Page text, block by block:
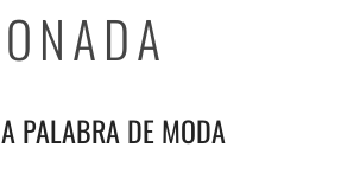
PALABRA DE MODA